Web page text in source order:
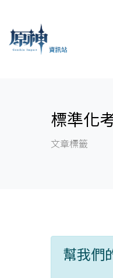
標準化
文章標籤
幫我們